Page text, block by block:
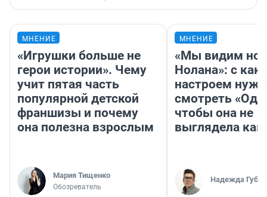
МНЕНИЕ
«Игрушки больше не
герои истории». Чему
учит пятая часть
популярной детской
франшизы и почему
она полезна взрослым
Мария Тищенко
Обозреватель
МНЕНИЕ
«Мы видим
Нолана»: с
настроем
смотреть
чтобы она не
выглядела как
Надежда